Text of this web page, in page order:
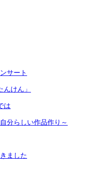
サート
けん」
は
分らしい作品作り～
ました